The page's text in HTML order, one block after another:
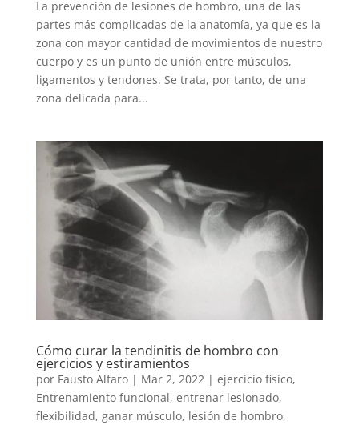
La prevención de lesiones de hombro, una de las
partes más complicadas de la anatomía, ya que es la
zona con mayor cantidad de movimientos de nuestro
cuerpo y es un punto de unión entre músculos,
ligamentos y tendones. Se trata, por tanto, de una
zona delicada para...
Cómo curar la tendinitis de hombro con
ejercicios y estiramientos
por Fausto Alfaro| Mar 2, 2022 | ejercicio fisico,
Entrenamiento funcional, entrenar lesionado,
flexibilidad, ganar músculo, lesión de hombro,